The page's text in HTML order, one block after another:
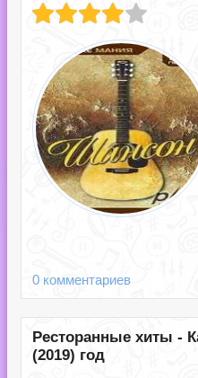
0 комментариев
Ресторанные хиты -
(2019) год